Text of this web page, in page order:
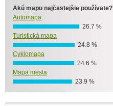
Akú mapu najčastejšie používate?
Automapa
26.7 %
Turistická mapa
24.8 %
Cyklomapa
24.6 %
Mapa mesta
23.9 %